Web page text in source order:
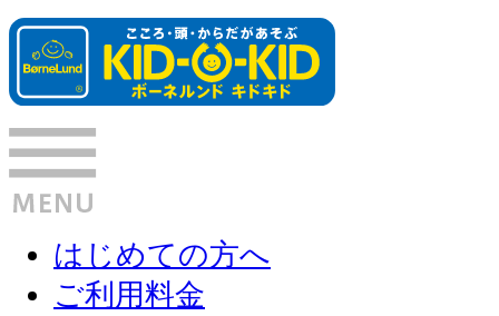
はじめての方へ
ご利用料金